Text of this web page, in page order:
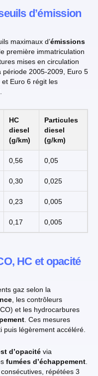
d’émission
maximaux d’émissions
première immatriculation
mises en circulation
2005-2009, Euro 5
et Euro 6 régit les
HC
diesel
(g/km)
Particules
diesel
(g/km)
0,56 0,05
0,30 0,025
0,23 0,005
0,17 0,005
HC et opacité
gaz selon la
, les contrôleurs
et les hydrocarbures
. Ces mesures
légèrement accéléré.
d’opacité via
fumées d’échappement
répétées 3